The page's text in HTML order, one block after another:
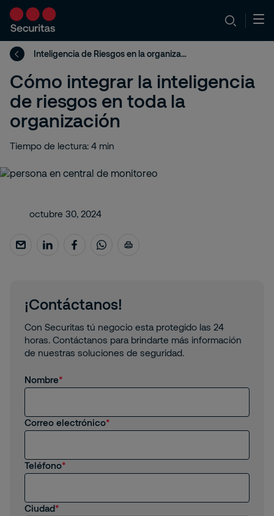
Inteligencia de Riesgos en la organización
Cómo integrar la inteligencia
de riesgos en toda la
organización
Tiempo de lectura: 4 min
octubre 30, 2024
¡Contáctanos!
Con Securitas tú negocio esta protegido las 24
horas. Contáctanos para brindarte más información
de nuestras soluciones de seguridad.
Nombre
Correo electrónico
Teléfono
Ciudad